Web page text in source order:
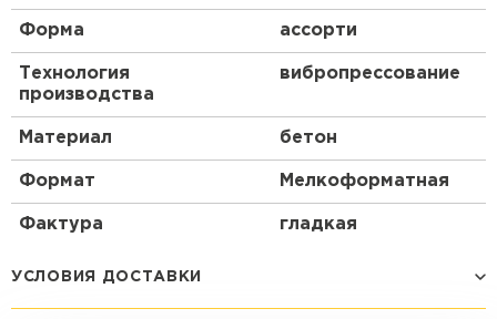
Форма ассорти
Технология
производства
вибропрессование
Материал бетон
Формат Мелкоформатная
Фактура гладкая
УСЛОВИЯ ДОСТАВКИ